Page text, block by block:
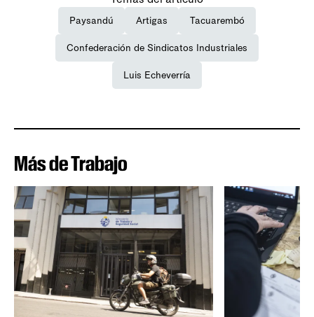
Paysandú Artigas Tacuarembó
Confederación de Sindicatos Industriales
Luis Echeverría
Más de Trabajo